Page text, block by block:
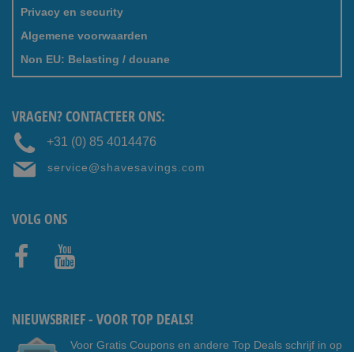
Privacy en security
Algemene voorwaarden
Non EU: Belasting / douane
VRAGEN? CONTACTEER ONS:
+31 (0) 85 4014476
service@shavesavings.com
VOLG ONS
NIEUWSBRIEF - VOOR TOP DEALS!
Voor Gratis Coupons en andere Top Deals schrijf in op